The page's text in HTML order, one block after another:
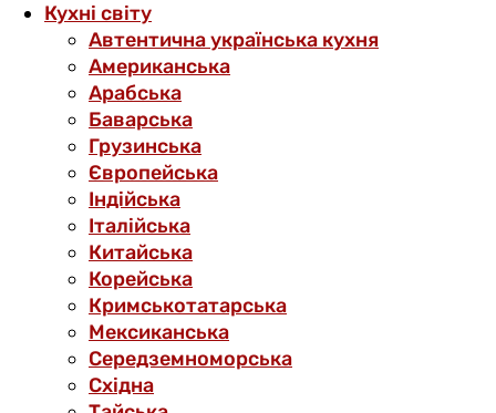
Кухні світу
Автентична українська кухня
Американська
Арабська
Баварська
Грузинська
Європейська
Індійська
Італійська
Китайська
Корейська
Кримськотатарська
Мексиканська
Середземноморська
Східна